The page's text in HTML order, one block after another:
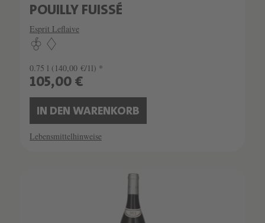
POUILLY FUISSÉ
Esprit Leflaive
0.75 l (140,00 €/1l) *
105,00 €
IN DEN WARENKORB
Lebensmittelhinweise